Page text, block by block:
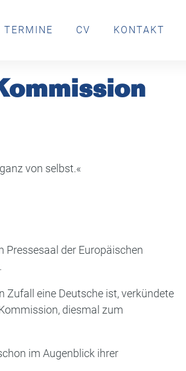
TERMINE CV KONTAKT
von selbst.«
der Europäischen
Zufall eine Deutsche ist, verkündete
diesmal zum
im Augenblick ihrer